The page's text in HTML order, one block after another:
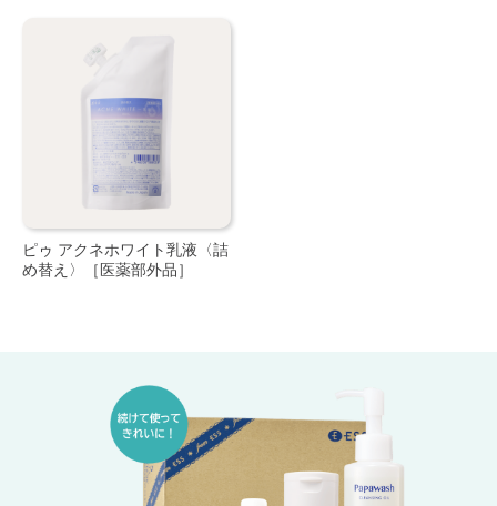
ピゥ アクネホワイト乳液〈詰
め替え〉［医薬部外品］